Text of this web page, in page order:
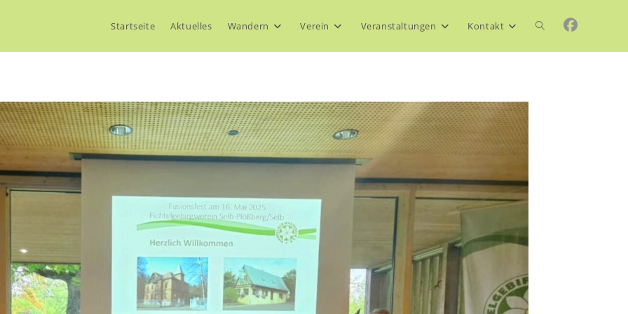
Startseite Aktuelles Wandern Verein Veranstaltungen Kontakt Website-